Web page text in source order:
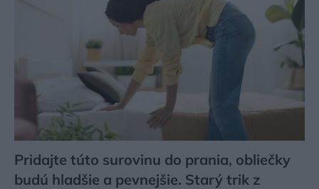
Pridajte túto surovinu do prania, obliečky
budú hladšie a pevnejšie. Starý trik z